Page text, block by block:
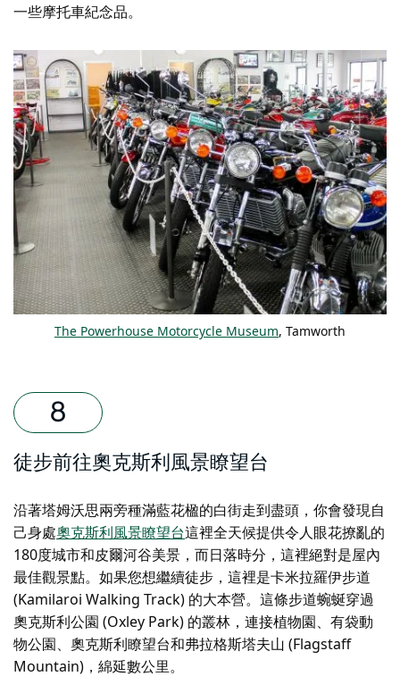
一些摩托車紀念品。
The Powerhouse Motorcycle Museum, Tamworth
徒步前往奧克斯利風景瞭望台
沿著塔姆沃思兩旁種滿藍花楹的白街走到盡頭，你會發現自
己身處奧克斯利風景瞭望台這裡全天候提供令人眼花撩亂的
180度城市和皮爾河谷美景，而日落時分，這裡絕對是屋內
最佳觀景點。如果您想繼續徒步，這裡是卡米拉羅伊步道
(Kamilaroi Walking Track) 的大本營。這條步道蜿蜒穿過
奧克斯利公園 (Oxley Park) 的叢林，連接植物園、有袋動
物公園、奧克斯利瞭望台和弗拉格斯塔夫山 (Flagstaff
Mountain)，綿延數公里。